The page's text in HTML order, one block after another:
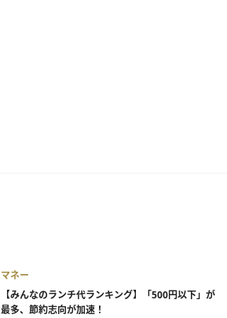
マネー
【みんなのランチ代ランキング】「500円以下」が
最多、節約志向が加速！